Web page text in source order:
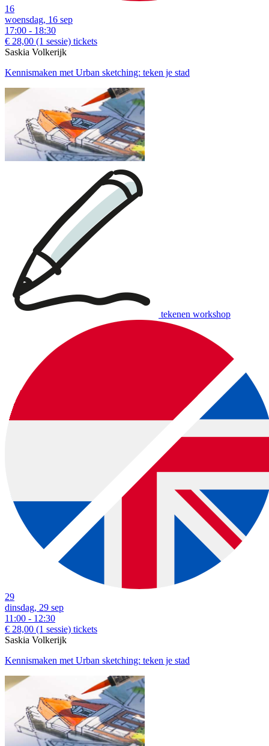
16
woensdag, 16 sep
17:00 - 18:30
€ 28,00 (1 sessie) tickets
Saskia Volkerijk
Kennismaken met Urban sketching: teken je stad
tekenen workshop
29
dinsdag, 29 sep
11:00 - 12:30
€ 28,00 (1 sessie) tickets
Saskia Volkerijk
Kennismaken met Urban sketching: teken je stad